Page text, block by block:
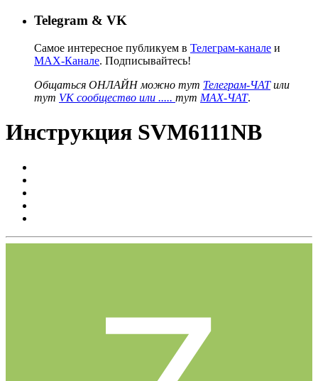
Telegram & VK
Самое интересное публикуем в Телеграм-канале и
MAX-Канале. Подписывайтесь!
Общаться ОНЛАЙН можно тут Телеграм-ЧАТили
тут VK сообщество или ..... тут MAX-ЧАТ.
Инструкция SVM6111NB